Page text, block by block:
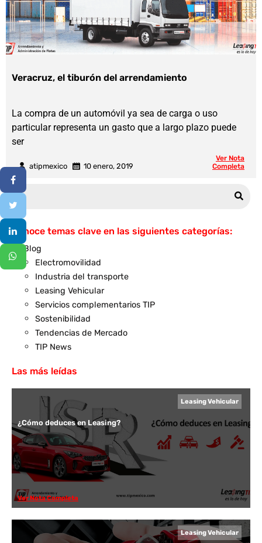
Veracruz, el tiburón del arrendamiento
atipmexico 10 enero, 2019
La compra de un automóvil ya sea de carga o uso
particular representa un gasto que a largo plazo puede
ser
Ver Nota
Completa
Conoce temas clave en las siguientes categorías:
Blog
Electromovilidad
Industria del transporte
Leasing Vehicular
Servicios complementarios TIP
Sostenibilidad
Tendencias de Mercado
TIP News
Las más leídas
Leasing Vehicular
¿Cómo deduces en Leasing?
Ver Nota Completa
Leasing Vehicular